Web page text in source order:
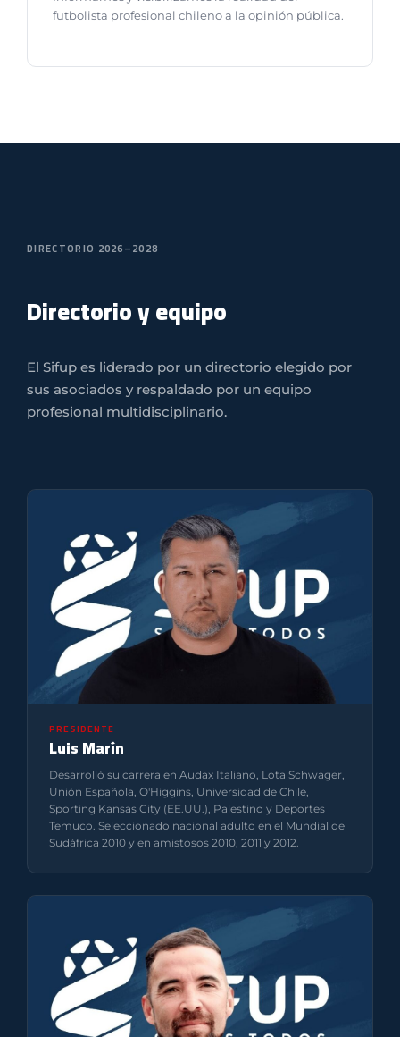
futbolista profesional chileno a la opinión pública.
DIRECTORIO 2026–2028
Directorio y equipo
El Sifup es liderado por un directorio elegido por
sus asociados y respaldado por un equipo
profesional multidisciplinario.
PRESIDENTE
Luis Marín
Desarrolló su carrera en Audax Italiano, Lota Schwager,
Unión Española, O'Higgins, Universidad de Chile,
Sporting Kansas City (EE.UU.), Palestino y Deportes
Temuco. Seleccionado nacional adulto en el Mundial de
Sudáfrica 2010 y en amistosos 2010, 2011 y 2012.